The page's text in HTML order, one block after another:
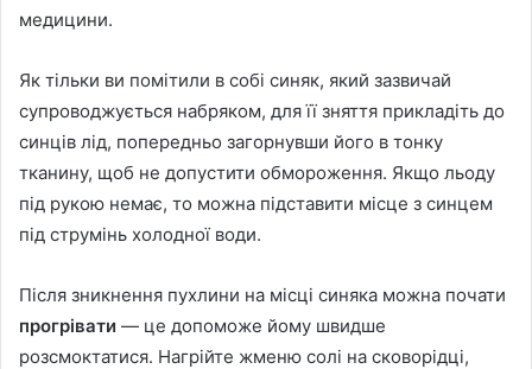
медицини.
Як тільки ви помітили в собі синяк, який зазвичай
супроводжується набряком, для її зняття прикладіть до
синців лід, попередньо загорнувши його в тонку
тканину, щоб не допустити обмороження. Якщо льоду
під рукою немає, то можна підставити місце з синцем
під струмінь холодної води.
Після зникнення пухлини на місці синяка можна почати
прогрівати — це допоможе йому швидше
розсмоктатися. Нагрійте жменю солі на сковорідці,